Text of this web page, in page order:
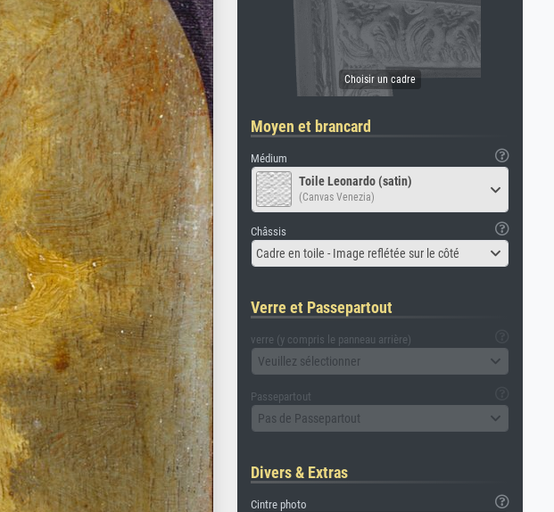
Moyen et brancard
Médium
Toile Leonardo (satin)
(Canvas Venezia)
Châssis
Cadre en toile - Image reflétée sur le côté
Verre et Passepartout
verre (y compris le panneau arrière)
Veuillez sélectionner
Passepartout
Pas de Passepartout
Divers & Extras
Cintre photo